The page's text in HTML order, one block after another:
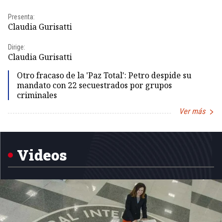
Presenta:
Claudia Gurisatti
Dirige:
Claudia Gurisatti
Otro fracaso de la 'Paz Total': Petro despide su
mandato con 22 secuestrados por grupos
criminales
Ver más
Videos